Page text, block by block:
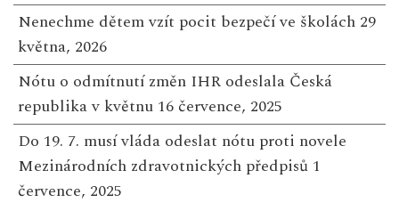
Nenechme dětem vzít pocit bezpečí ve školách 29
května, 2026
Nótu o odmítnutí změn IHR odeslala Česká
republika v květnu 16 července, 2025
Do 19. 7. musí vláda odeslat nótu proti novele
Mezinárodních zdravotnických předpisů 1
července, 2025